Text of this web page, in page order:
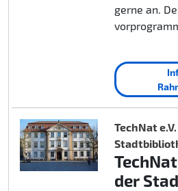
gerne an.
TechNat
der